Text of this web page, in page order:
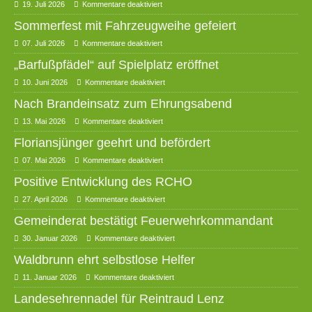
19. Juli 2026 Kommentare deaktiviert
Sommerfest mit Fahrzeugweihe gefeiert
07. Juli 2026 Kommentare deaktiviert
„Barfußpfädel“ auf Spielplatz eröffnet
10. Juni 2026 Kommentare deaktiviert
Nach Brandeinsatz zum Ehrungsabend
13. Mai 2026 Kommentare deaktiviert
Floriansjünger geehrt und befördert
07. Mai 2026 Kommentare deaktiviert
Positive Entwicklung des RCHO
27. April 2026 Kommentare deaktiviert
Gemeinderat bestätigt Feuerwehrkommandant
30. Januar 2026 Kommentare deaktiviert
Waldbrunn ehrt selbstlose Helfer
11. Januar 2026 Kommentare deaktiviert
Landesehrennadel für Reintraud Lenz